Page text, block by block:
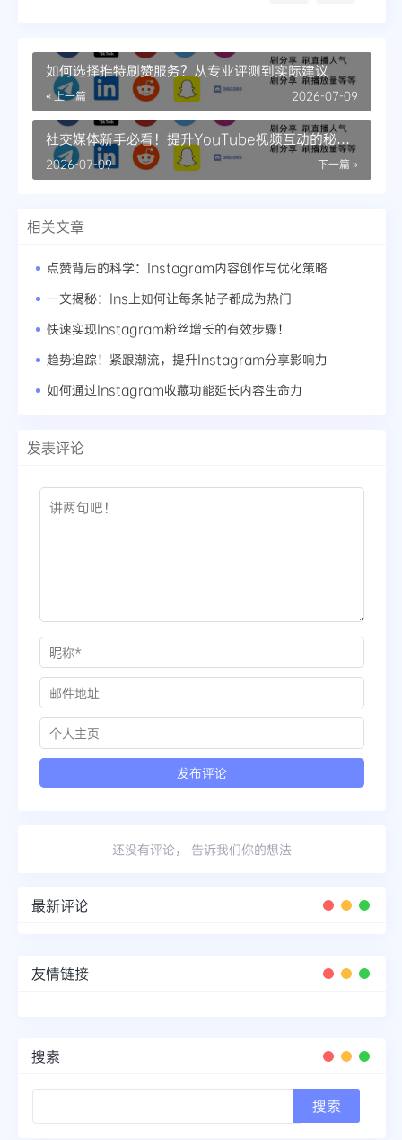
如何选择推特刷赞服务？从专业评测到实际建议
« 上一篇 2026-07-09
社交媒体新手必看！提升YouTube视频互动的秘密
技巧
下一篇 »
2026-07-09
相关文章
点赞背后的科学：Instagram内容创作与优化策略
一文揭秘：Ins上如何让每条帖子都成为热门
快速实现Instagram粉丝增长的有效步骤！
趋势追踪！紧跟潮流，提升Instagram分享影响力
如何通过Instagram收藏功能延长内容生命力
发表评论
还没有评论， 告诉我们你的想法
最新评论
友情链接
搜索